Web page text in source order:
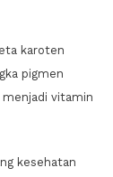
karoten
pigmen
vitamin
kesehatan